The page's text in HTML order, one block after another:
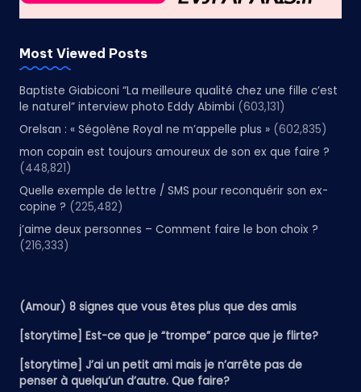
Most Viewed Posts
Baptiste Giabiconi “La meilleure qualité chez une fille c’est
le naturel” interview photo Eddy Abimbi (603,131)
Orelsan : « Ségolène Royal ne m’appelle plus » (602,835)
mon copain est toujours amoureux de son ex que faire ?
(448,821)
Quelle exemple de lettre / SMS pour reconquérir son ex-
copine ? (225,482)
j’aime deux personnes – Comment faire le bon choix ?
(216,333)
(Amour) 8 signes que vous êtes plus que des amis
[storytime] Est-ce que je “trompe” parce que je flirte?
[storytime] J’ai un petit ami mais je n’arrête pas de
penser à quelqu’un d’autre. Que faire?